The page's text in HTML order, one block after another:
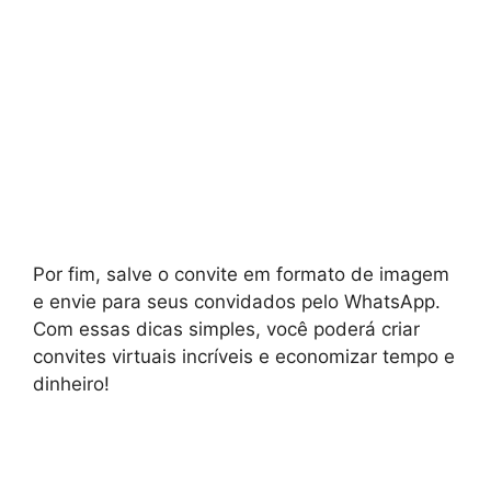
Por fim, salve o convite em formato de imagem
e envie para seus convidados pelo WhatsApp.
Com essas dicas simples, você poderá criar
convites virtuais incríveis e economizar tempo e
dinheiro!